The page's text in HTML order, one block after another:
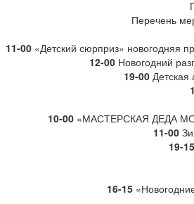
Перечень
11-00 «Детский сюрприз» новогодняя
12-00 Новогодний
19-00Детская
10-00 «МАСТЕРСКАЯ ДЕДА
11-00
19-15
16-15